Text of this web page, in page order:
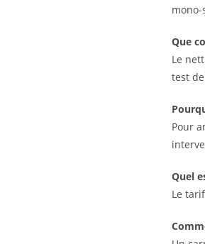
Que
Le
test
Pour
Quel
Le